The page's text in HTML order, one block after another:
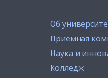
Об
Приемная
Наука и
Колледж